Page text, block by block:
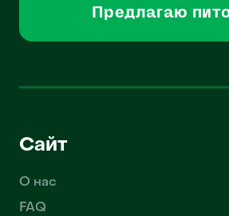
Предлагаю
Сайт
О нас
FAQ